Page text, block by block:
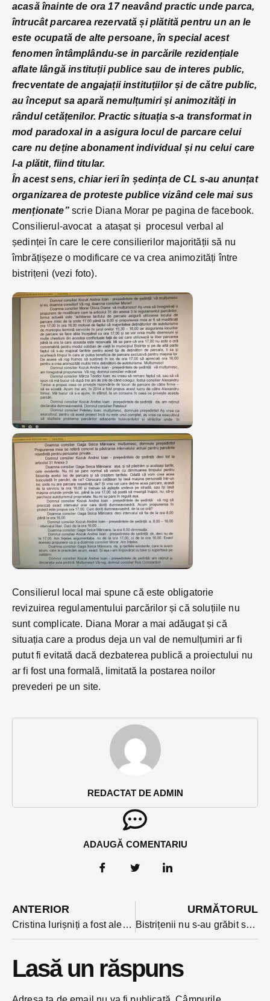
REDACTAT DE ADMIN
ADAUGĂ COMENTARIU
acasă înainte de ora 17 neavând practic unde parca,
întrucât parcarea rezervată și plătită pentru un an le
este ocupată de alte persoane, în special acest
fenomen întâmplându-se in parcările rezidențiale
aflate lângă instituții publice sau de interes public,
frecventate de angajații instituțiilor și de către public,
au început sa apară nemulțumiri și animozități in
rândul cetățenilor. Practic situația s-a transformat in
mod paradoxal in a asigura locul de parcare celui
care nu deține abonament individual și nu celui care
l-a plătit, fiind titular.
În acest sens, chiar ieri în ședința de CL s-au anunțat
organizarea de proteste publice vizând cele mai sus
menționate” scrie Diana Morar pe pagina de facebook.
Consilierul-avocat a atașat și procesul verbal al
ședinței în care le cere consilierilor majorității să nu
îmbrățișeze o modificare ce va crea animozități între
bistrițeni (vezi foto).
Consilierul local mai spune că este obligatorie
revizuirea regulamentului parcărilor și că soluțiile nu
sunt complicate. Diana Morar a mai adăugat și că
situația care a produs deja un val de nemulțumiri ar fi
putut fi evitată dacă dezbaterea publică a proiectului nu
ar fi fost una formală, limitată la postarea noilor
prevederi pe un site.
ANTERIOR
Cristina Iurișniți a fost aleasă președinte de comisie parlamentară. E șefă la Egalitate de șanse
URMĂTORUL
Bistrițenii nu s-au grăbit să depună declarația 600. Finanțiștii spun că au așteptat prelungirea termenului
Lasă un răspuns